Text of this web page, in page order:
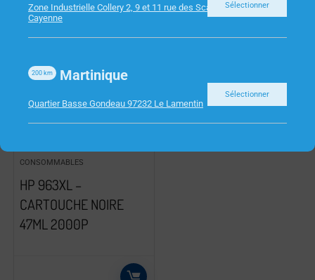
CONSOMMABLES
HP 963XL –
CARTOUCHE NOIRE
47ML 2000P
Zone Industrielle Collery 2, 9 et 11 rue des Scarabees 97300
Cayenne
Sélectionner
Martinique
200 km
Quartier Basse Gondeau 97232 Le Lamentin
Sélectionner